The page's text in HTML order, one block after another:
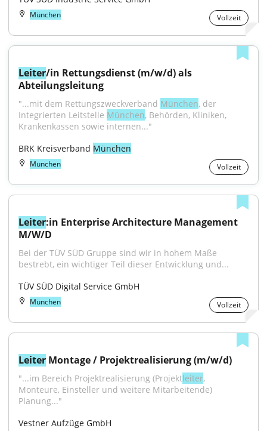
München Vollzeit
Leiter/in Rettungsdienst (m/w/d) als
Abteilungsleitung
"...mit dem Rettungs­zweckverband München, der
Integrierten Leitstelle München, Behörden, Kliniken,
Kranken­kassen sowie internen..."
BRK Kreisverband München
München Vollzeit
Leiter:in Enterprise Architecture Management
M/W/D
Bei der TÜV SÜD Gruppe sind wir in hohem Maße
bestrebt, ein wichtiger Teil dieser Entwicklung und...
TÜV SÜD Digital Service GmbH
München Vollzeit
Leiter Montage / Projektrealisierung (m/w/d)
"...im Bereich Projekt­realisierung (Projekt­leiter,
Monteure, Einsteller und weitere Mitarbeitende)
Planung..."
Vestner Aufzüge GmbH